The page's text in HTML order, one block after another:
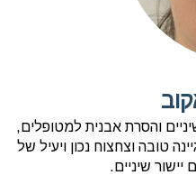
והסרת אבנית למטופלים,
טובה וצחצוח נכון ויעיל של
יישור שיניים.